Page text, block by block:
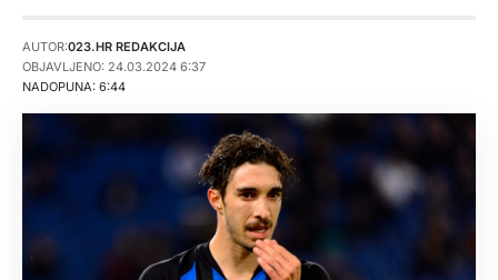
NADOPUNA: 6:44
AUTOR:023.HR REDAKCIJA
OBJAVLJENO: 24.03.2024 6:37